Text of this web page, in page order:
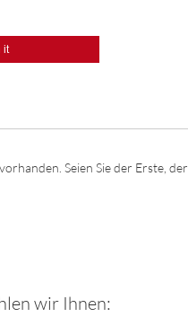
it
Seien Sie der Erste,
wir Ihnen: